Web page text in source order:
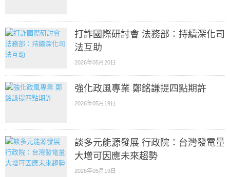
打詐國際研討會 法務部：持續深化司
法互助
2026年05月20日
強化政風專業 鄭銘謙提四點期許
2026年05月19日
談多元能源發展 行政院：台灣發電量
大增可因應未來趨勢
2026年05月19日